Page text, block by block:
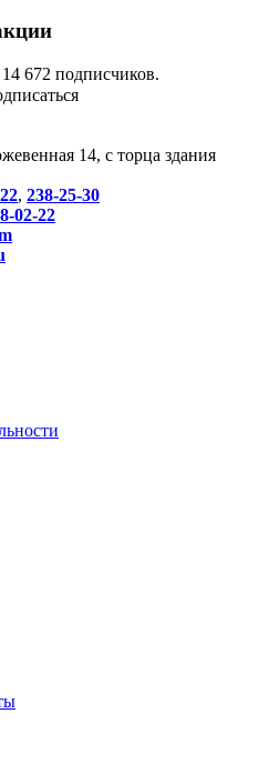
672 подписчиков.
14, с торца здания
, 238-25-30
02-22